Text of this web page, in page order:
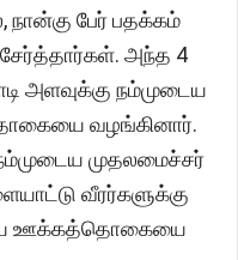
பேர் பதக்கம்
சேர்த்தார்கள். அந்த 4
அளவுக்கு நம்முடைய
வழங்கினார்.
முதலமைச்சர்
வீரர்களுக்கு
ஊக்கத்தொகையை